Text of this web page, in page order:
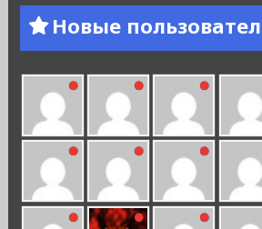
Новые